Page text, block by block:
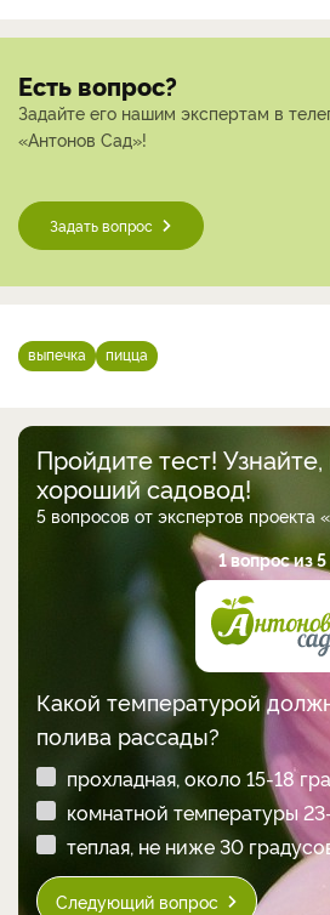
Есть вопрос?
Задайте его нашим экспертам в
«Антонов Сад»!
Задать вопрос
выпечка пицца
Пройдите тест!
хороший садовод!
5 вопросов от экспертов проекта
1 вопрос из 5
Какой температурой
полива рассады?
прохладная, около 15-18
комнатной температуры
теплая, не ниже 30
Следующий вопрос